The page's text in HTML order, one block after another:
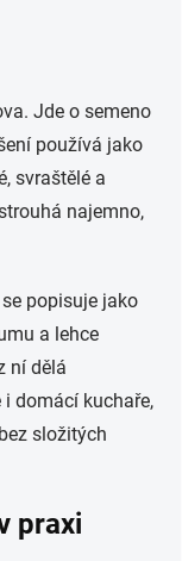
Jde o semeno
používá jako
svraštělé a
najemno,
popisuje jako
a lehce
ní dělá
domácí kuchaře,
složitých
praxi